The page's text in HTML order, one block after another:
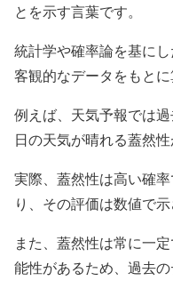
とを示す言葉です。
統計学や確率論を基に
客観的なデータをもとに
例えば、天気予報では
日の天気が晴れる蓋然性
実際、蓋然性は高い確
り、その評価は数値で
また、蓋然性は常に一
能性があるため、過去